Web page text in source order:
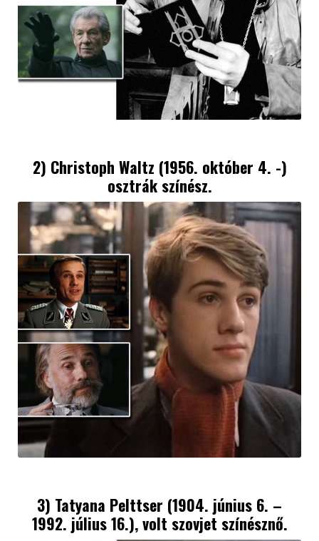
2) Christoph Waltz (1956. október 4. -)
osztrák színész.
3) Tatyana Pelttser (1904. június 6. –
1992. július 16.), volt szovjet színésznő.